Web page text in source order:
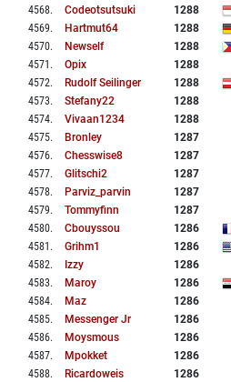
4568. Codeotsutsuki
1288
4569. Hartmut64
1288
4570. Newself
1288
4571 . Opix
1288
4572. Rudolf Seilinger
1288
4573. Stefany22
1288
4574. Vivaan1234
1288
4575. Bronley
1287
4576. Chesswise8
1287
4577. Glitschi2
1287
4578. Parviz_parvin
1287
4579. Tommyfinn
1287
4580. Cbouyssou
1286
4581 . Grihm1
1286
4582. Izzy
1286
4583. Maroy
1286
4584. Maz
1286
4585. Messenger Jr
1286
4586. Moysmous
1286
4587. Mpokket
1286
4588. Ricardoweis
1286